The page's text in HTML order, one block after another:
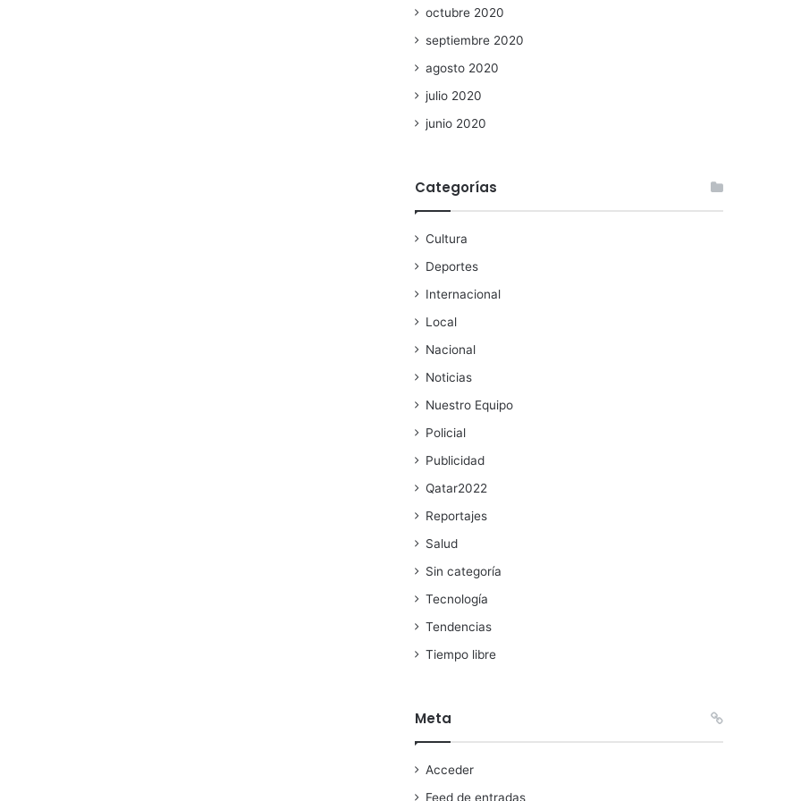
octubre 2020
septiembre 2020
agosto 2020
julio 2020
junio 2020
Categorías
Cultura
Deportes
Internacional
Local
Nacional
Noticias
Nuestro Equipo
Policial
Publicidad
Qatar2022
Reportajes
Salud
Sin categoría
Tecnología
Tendencias
Tiempo libre
Meta
Acceder
Feed de entradas